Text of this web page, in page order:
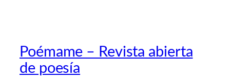
Poémame – Revista abierta
de poesía